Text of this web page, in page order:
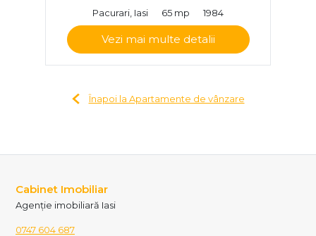
Pacurari, Iasi
65 mp 1984
Vezi mai multe detalii
Înapoi la Apartamente de vânzare
Cabinet Imobiliar
Agenție imobiliară Iasi
0747 604 687